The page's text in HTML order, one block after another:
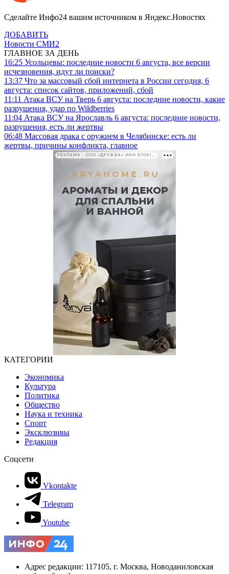
Сделайте Инфо24 вашим источником в Яндекс.Новостях
ДОБАВИТЬ
Новости СМИ2
ГЛАВНОЕ ЗА ДЕНЬ
16:25 Усольцевы: последние новости 6 августа, все версии
исчезновения, идут ли поиски?
13:37 Что за массовый сбой интернета в России сегодня, 6
августа: список сайтов, приложений, сбой
11:11 Атака ВСУ на Тверь 6 августа: последние новости, какие
разрушения, удар по Wildberries
11:04 Атака ВСУ на Ярославль 6 августа: последние новости,
разрушения, есть ли жертвы
06:48 Массовая драка с оружием в Челябинске: есть ли
жертвы, причины конфликта, главное
РЕКЛАМА • ООО «ДРУЖБА» ИНН 9704146411
КАТЕГОРИИ
Экономика
Культура
Политика
Общество
Наука и техника
Спорт
Эксклюзивы
Редакция
Соцсети
Vkontakte
Telegram
Youtube
Адрес редакции: 117105, г. Москва, Новоданиловская